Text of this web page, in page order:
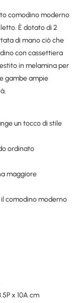
comodino moderno
È dotato di 2
di mano ciò che
con cassettiera
in melamina per
gambe ampie
un tocco di stile
ordinato
maggiore
comodino moderno
x 10A cm